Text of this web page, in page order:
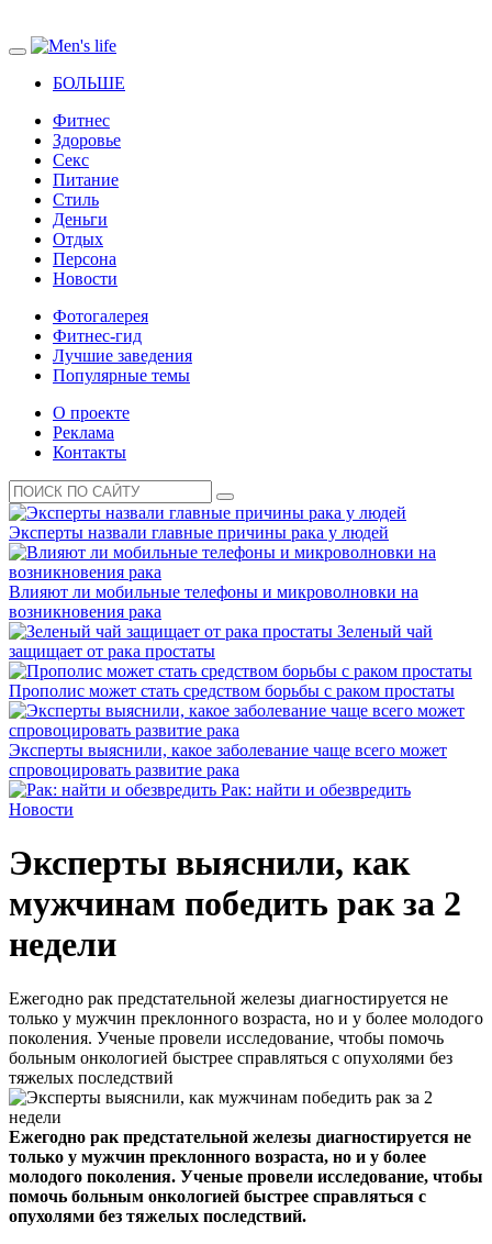
БОЛЬШЕ
Фитнес
Здоровье
Секс
Питание
Стиль
Деньги
Отдых
Персона
Новости
Фотогалерея
Фитнес-гид
Лучшие заведения
Популярные темы
О проекте
Реклама
Контакты
Эксперты назвали главные причины рака у людей
Влияют ли мобильные телефоны и микроволновки на
возникновения рака
Зеленый чай
защищает от рака простаты
Прополис может стать средством борьбы с раком простаты
Эксперты выяснили, какое заболевание чаще всего может
спровоцировать развитие рака
Рак: найти и обезвредить
Новости
Эксперты выяснили, как
мужчинам победить рак за 2
недели
Ежегодно рак предстательной железы диагностируется не
только у мужчин преклонного возраста, но и у более молодого
поколения. Ученые провели исследование, чтобы помочь
больным онкологией быстрее справляться с опухолями без
тяжелых последствий
Ежегодно рак предстательной железы диагностируется не
только у мужчин преклонного возраста, но и у более
молодого поколения. Ученые провели исследование, чтобы
помочь больным онкологией быстрее справляться с
опухолями без тяжелых последствий.